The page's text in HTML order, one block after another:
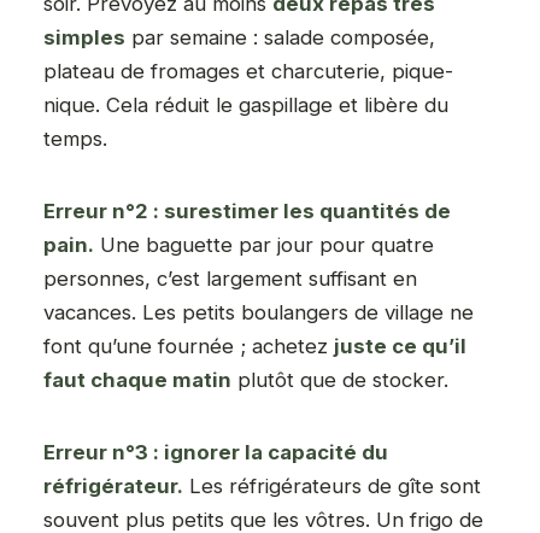
simples par semaine : salade composée,
plateau de fromages et charcuterie, pique-
nique. Cela réduit le gaspillage et libère du
temps.
Erreur n°2 : surestimer les quantités de
pain. Une baguette par jour pour quatre
personnes, c’est largement suffisant en
vacances. Les petits boulangers de village ne
font qu’une fournée ; achetez juste ce qu’il
faut chaque matin plutôt que de stocker.
Erreur n°3 : ignorer la capacité du
réfrigérateur. Les réfrigérateurs de gîte sont
souvent plus petits que les vôtres. Un frigo de